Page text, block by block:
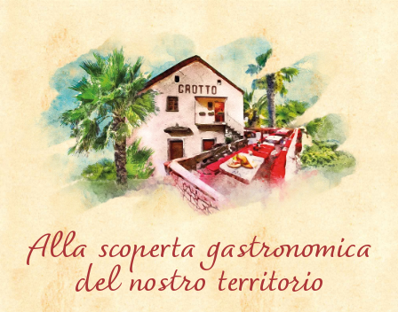
Alla scoperta gastronomica
del nostro territorio